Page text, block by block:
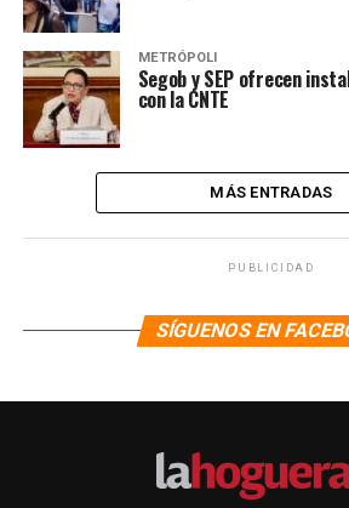
METRÓPOLI
Segob y SEP ofrecen
con la CNTE
MÁS ENTRADAS
PUBLICIDAD
SÍGUENOS EN